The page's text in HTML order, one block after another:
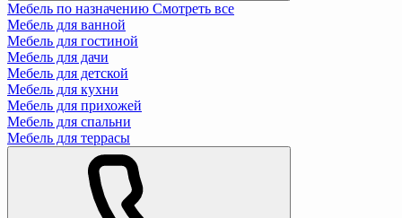
Мебель по назначению Смотреть все
Мебель для ванной
Мебель для гостиной
Мебель для дачи
Мебель для детской
Мебель для кухни
Мебель для прихожей
Мебель для спальни
Мебель для террасы